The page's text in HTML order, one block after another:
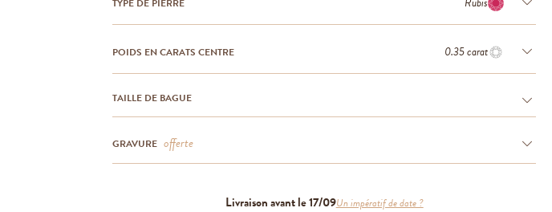
POIDS EN CARATS CENTRE 0.35 carat
TAILLE DE BAGUE
GRAVURE offerte
Livraison avant le 17/09Un impératif de date ?